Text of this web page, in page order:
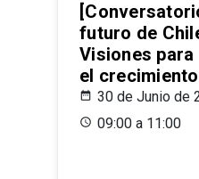
futuro de
Visiones
el crecimiento
30 de Junio de
09:00 a 11:00